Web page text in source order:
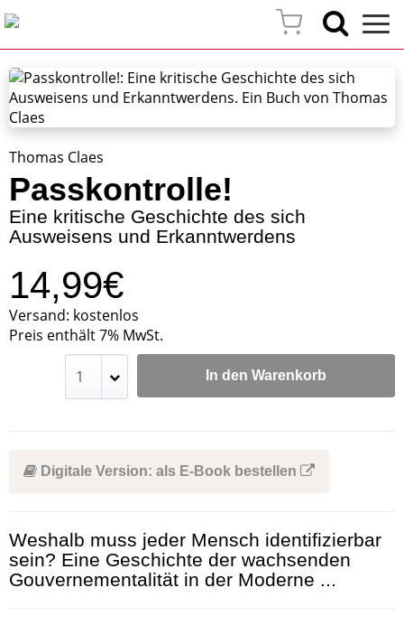
Thomas Claes
Passkontrolle!
Eine kritische Geschichte des sich
Ausweisens und Erkanntwerdens
14,99€
Versand: kostenlos
Preis enthält 7% MwSt.
In den Warenkorb
Digitale Version: als E-Book bestellen
Weshalb muss jeder Mensch identifizierbar
sein? Eine Geschichte der wachsenden
Gouvernementalität in der Moderne ...